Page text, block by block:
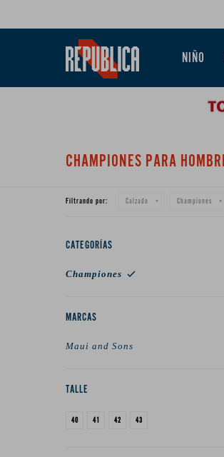
NIÑO
CHAMPIONES PARA
Filtrando por: Calzado Championes
CATEGORÍAS
Championes
MARCAS
Maui and Sons
TALLE
40 41 42 43